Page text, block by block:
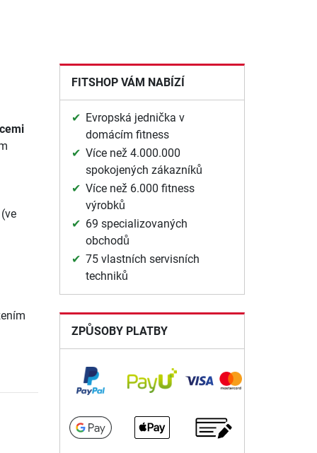
FITSHOP VÁM NABÍZÍ
Evropská jednička v
domácím fitness
Více než 4.000.000
spokojených zákazníků
Více než 6.000 fitness
výrobků
69 specializovaných
obchodů
75 vlastních servisních
techniků
ZPŮSOBY PLATBY